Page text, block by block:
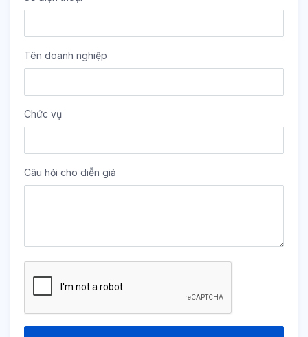
Tên doanh nghiệp
Chức vụ
Câu hỏi cho diễn giả